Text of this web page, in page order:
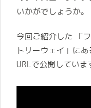
いかがでしょうか。
今回ご紹介した 「
トリーウェイ」に
URLで公開していま